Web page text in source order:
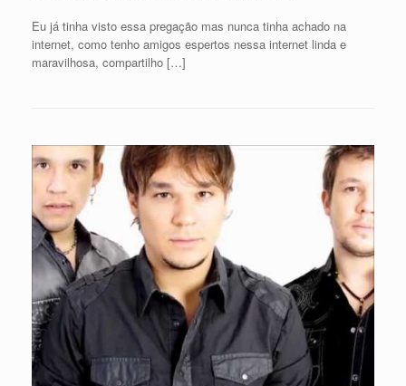
Eu já tinha visto essa pregação mas nunca tinha achado na
internet, como tenho amigos espertos nessa internet linda e
maravilhosa, compartilho […]